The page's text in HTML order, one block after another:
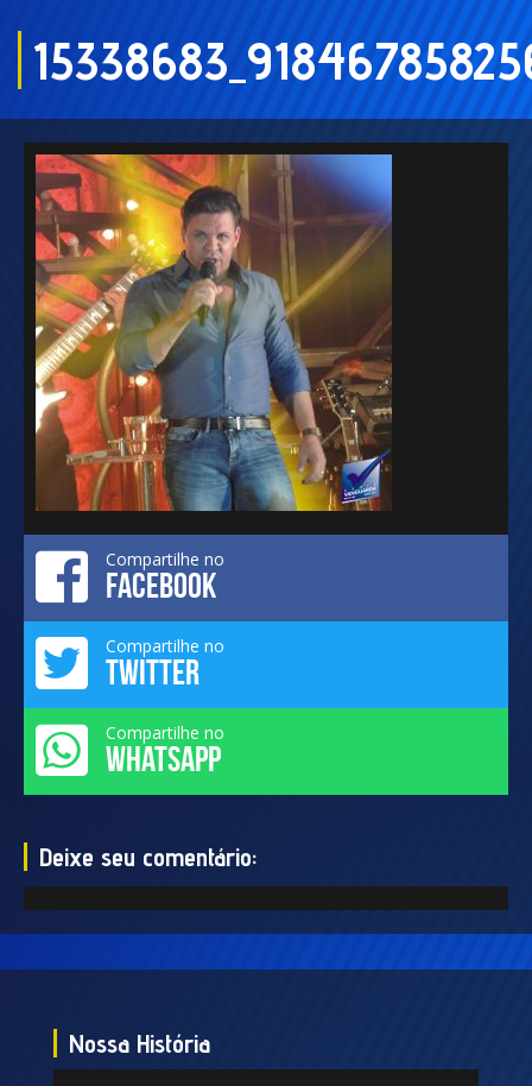
Compartilhe no
FACEBOOK
Compartilhe no
TWITTER
Compartilhe no
WHATSAPP
Deixe seu comentário:
Nossa História